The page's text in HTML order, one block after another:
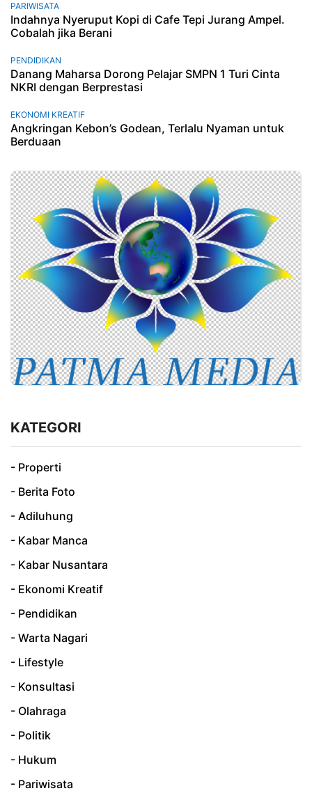
PARIWISATA
Indahnya Nyeruput Kopi di Cafe Tepi Jurang Ampel.
Cobalah jika Berani
PENDIDIKAN
Danang Maharsa Dorong Pelajar SMPN 1 Turi Cinta
NKRI dengan Berprestasi
EKONOMI KREATIF
Angkringan Kebon’s Godean, Terlalu Nyaman untuk
Berduaan
KATEGORI
- Properti
- Berita Foto
- Adiluhung
- Kabar Manca
- Kabar Nusantara
- Ekonomi Kreatif
- Pendidikan
- Warta Nagari
- Lifestyle
- Konsultasi
- Olahraga
- Politik
- Hukum
- Pariwisata